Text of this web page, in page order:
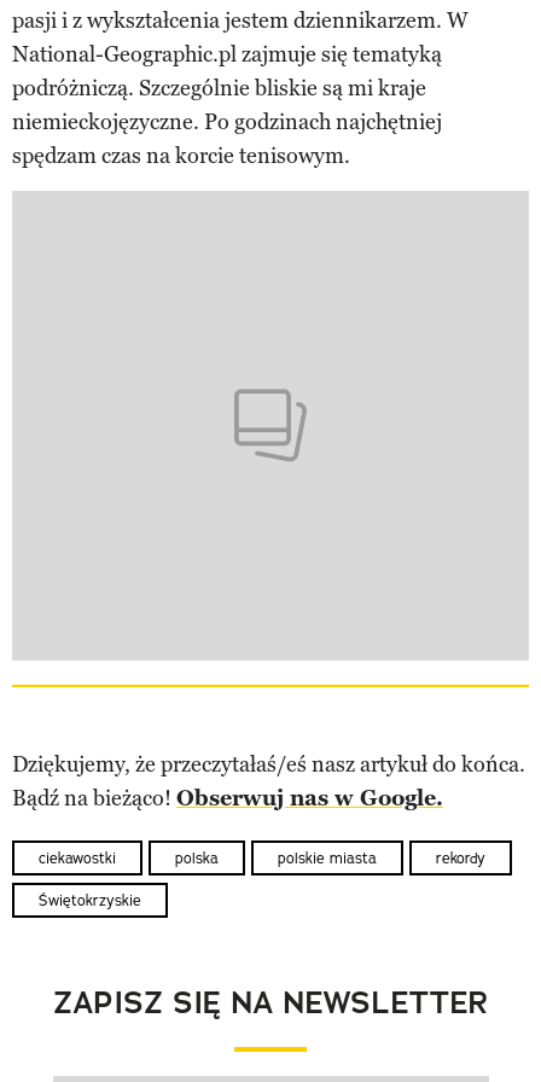
pasji i z wykształcenia jestem dziennikarzem. W
National-Geographic.pl zajmuje się tematyką
podróżniczą. Szczególnie bliskie są mi kraje
niemieckojęzyczne. Po godzinach najchętniej
spędzam czas na korcie tenisowym.
Dziękujemy, że przeczytałaś/eś nasz artykuł do końca.
Bądź na bieżąco! Obserwuj nas w Google.
ciekawostki polska polskie miasta rekordy
Świętokrzyskie
ZAPISZ SIĘ NA NEWSLETTER